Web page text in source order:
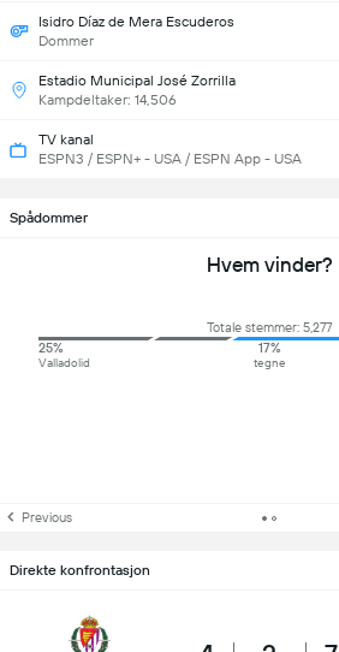
Isidro Díaz de Mera Escuderos
Dommer
Estadio Municipal José Zorrilla
Kampdeltaker: 14,506
TV kanal
ESPN3 / ESPN+ - USA / ESPN App - USA
Spådommer
Hvem vinder?
Totale stemmer: 5,277
25%
Valladolid
17%
tegne
Previous
Direkte konfrontasjon